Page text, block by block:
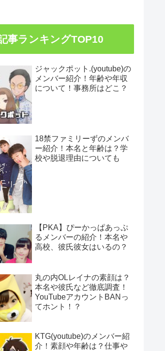
事ランキングTOP10
ジャックポット.(youtube)の
メンバー紹介！年齢や年収
について！事務所はどこ？
18禁ファミリーずのメンバ
ー紹介！本名と年齢は？学
校や脱退理由についても
【PKA】ぴーかっぱあっぷ
るメンバーの紹介！本名や
高校、彼氏彼女はいるの？
丸の内OLレイナの素顔は？
本名や彼氏など徹底調査！
YouTubeアカウントBANっ
てホント！？
KTG(youtube)のメンバー紹
介！素顔や年齢は？仕事や